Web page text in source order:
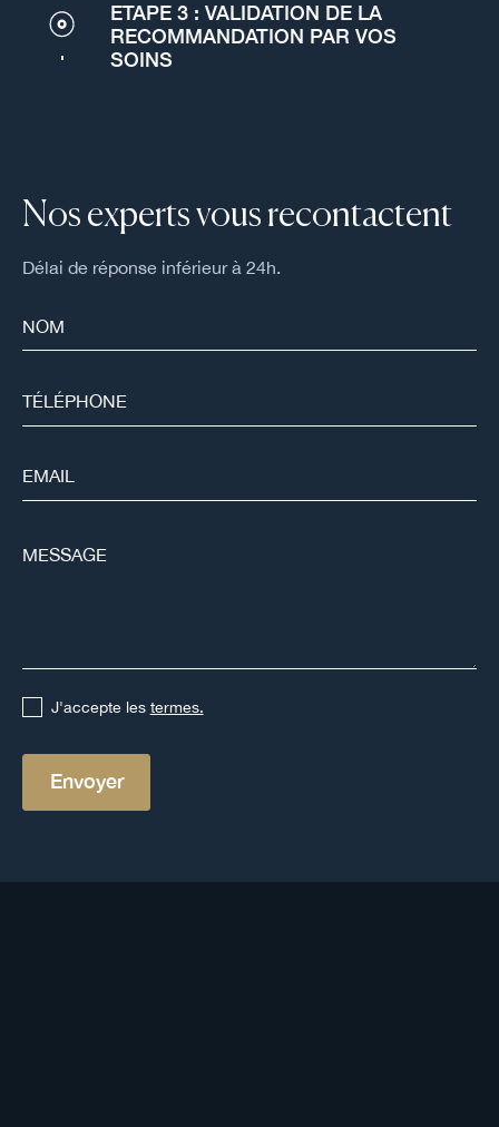
ETAPE 3 : VALIDATION DE LA
RECOMMANDATION PAR VOS
SOINS
Nos experts vous recontactent
Délai de réponse inférieur à 24h.
J'accepte les termes.